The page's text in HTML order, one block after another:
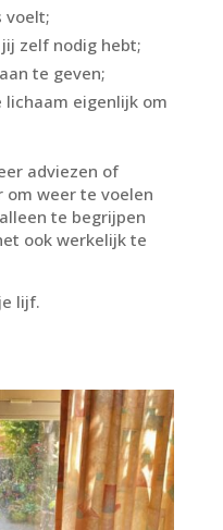
voelt;
zelf nodig hebt;
te geven;
eigenlijk om
adviezen of
om weer te voelen
te begrijpen
ook werkelijk te
lijf.